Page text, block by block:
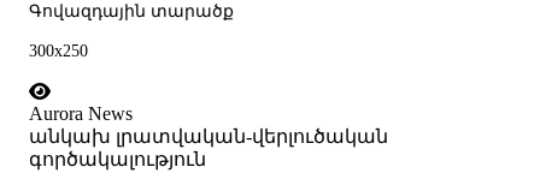
Գովազդային տարածք
300x250
Aurora News
անկախ լրատվական-վերլուծական
գործակալություն